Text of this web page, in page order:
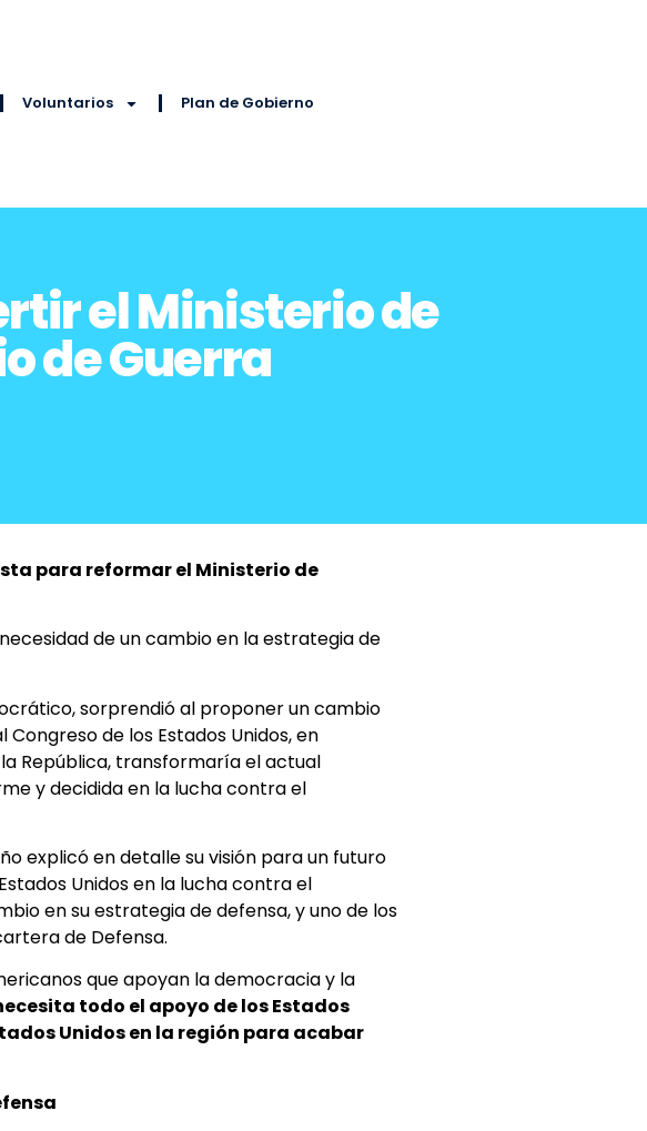
Voluntarios Plan de Gobierno
el Ministerio de
de Guerra
para reformar el Ministerio de
de un cambio en la estrategia de
sorprendió al proponer un cambio
de los Estados Unidos, en
República, transformaría el actual
y decidida en la lucha contra el
explicó en detalle su visión para un futuro
Unidos en la lucha contra el
en su estrategia de defensa, y uno de los
de Defensa.
que apoyan la democracia y la
todo el apoyo de los Estados
Unidos en la región para acabar